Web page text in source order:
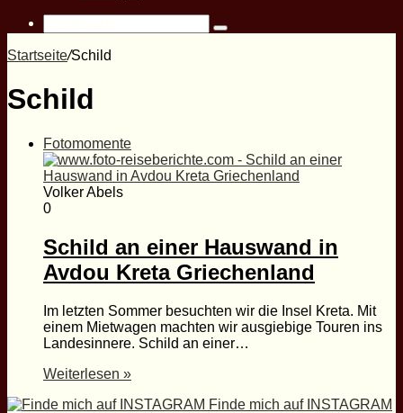
Suche
Startseite/Schild
Schild
Fotomomente
Volker Abels
0
Schild an einer Hauswand in
Avdou Kreta Griechenland
Im letzten Sommer besuchten wir die Insel Kreta. Mit
einem Mietwagen machten wir ausgiebige Touren ins
Landesinnere. Schild an einer…
Weiterlesen »
Finde mich auf INSTAGRAM